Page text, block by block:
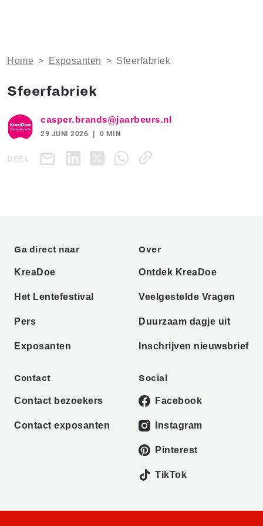
Home > Exposanten > Sfeerfabriek
Sfeerfabriek
casper.brands@jaarbeurs.nl
29 JUNI 2026 0 MIN
DEEL
Ga direct naar
KreaDoe
Het Lentefestival
Pers
Exposanten
Over
Ontdek KreaDoe
Veelgestelde Vragen
Duurzaam dagje uit
Inschrijven nieuwsbrief
Contact
Contact bezoekers
Contact exposanten
Social
Facebook
Instagram
Pinterest
TikTok